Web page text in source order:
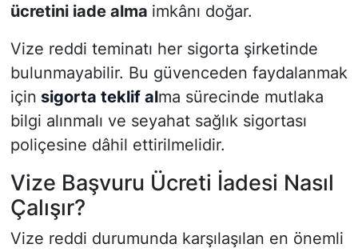
ücretini iade alma imkânı doğar.
Vize reddi teminatı her sigorta şirketinde
bulunmayabilir. Bu güvenceden faydalanmak
için sigorta teklif alma sürecinde mutlaka
bilgi alınmalı ve seyahat sağlık sigortası
poliçesine dâhil ettirilmelidir.
Vize Başvuru Ücreti İadesi Nasıl
Çalışır?
Vize reddi durumunda karşılaşılan en önemli